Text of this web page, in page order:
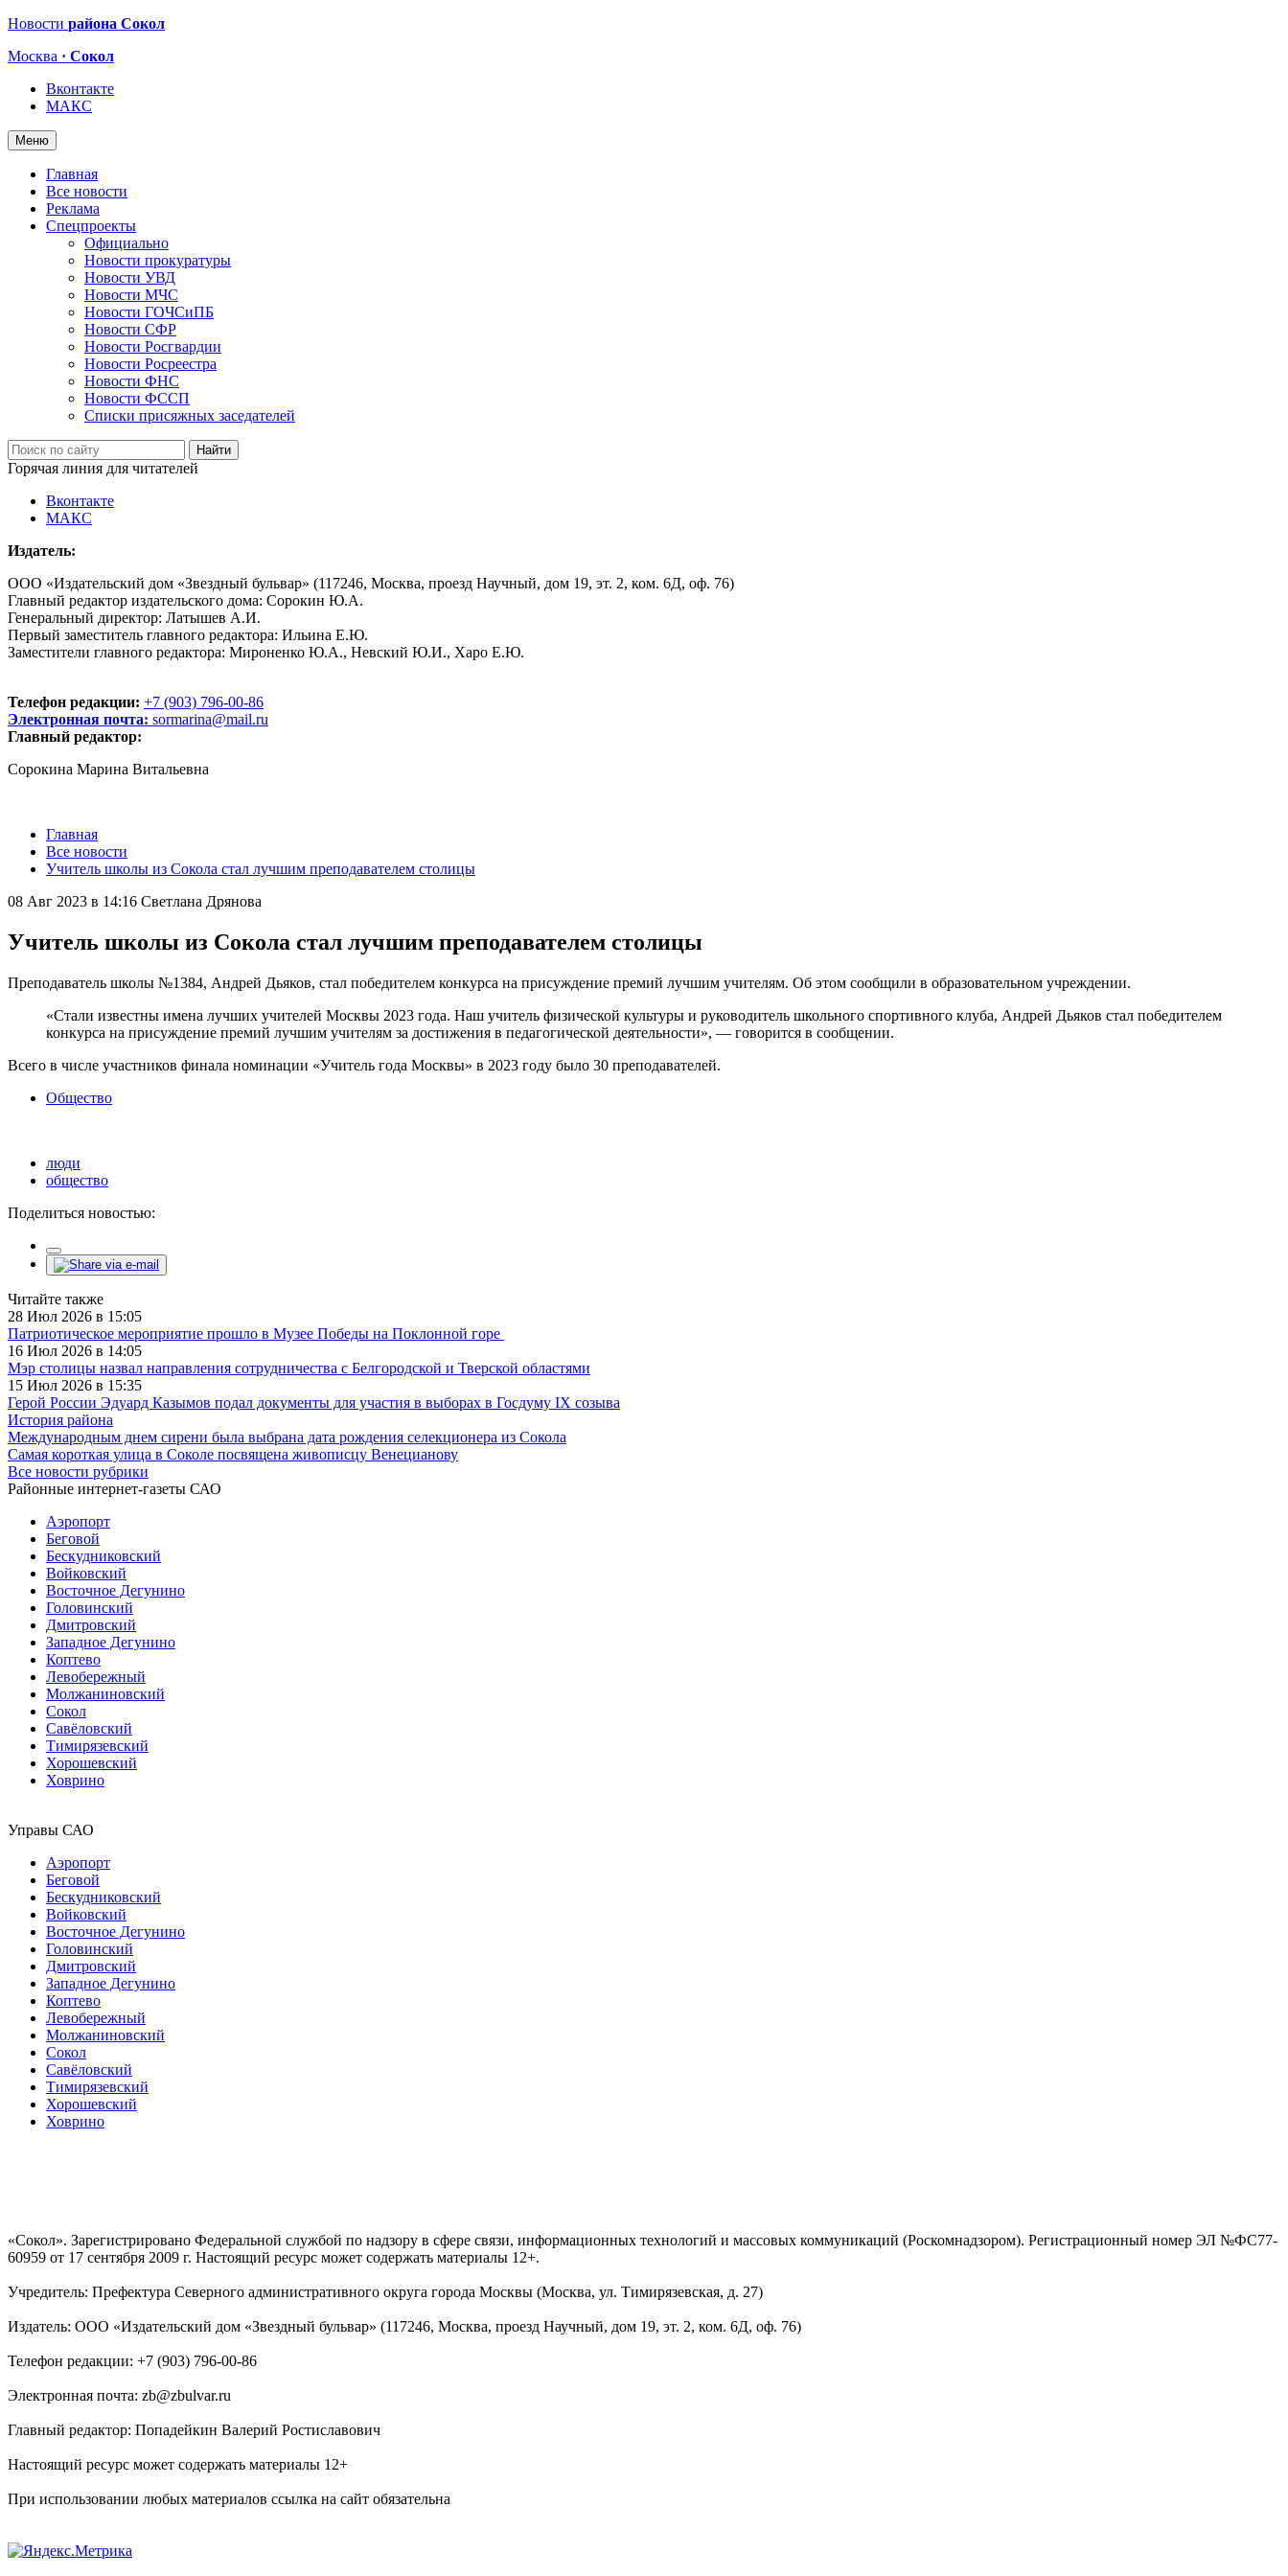
Новости района Сокол
Москва · Сокол
Вконтакте
МАКС
Меню
Главная
Все новости
Реклама
Спецпроекты
Официально
Новости прокуратуры
Новости УВД
Новости МЧС
Новости ГОЧСиПБ
Новости СФР
Новости Росгвардии
Новости Росреестра
Новости ФНС
Новости ФССП
Списки присяжных заседателей
Горячая линия для читателей
Вконтакте
МАКС
Издатель:
ООО «Издательский дом «Звездный бульвар» (117246, Москва, проезд Научный, дом 19, эт. 2, ком. 6Д, оф. 76)
Главный редактор издательского дома: Сорокин Ю.А.
Генеральный директор: Латышев А.И.
Первый заместитель главного редактора: Ильина Е.Ю.
Заместители главного редактора: Мироненко Ю.А., Невский Ю.И., Харо Е.Ю.
Телефон редакции: +7 (903) 796-00-86
Электронная почта: sormarina@mail.ru
Главный редактор:
Сорокина Марина Витальевна
Главная
Все новости
Учитель школы из Сокола стал лучшим преподавателем столицы
08 Авг 2023 в 14:16 Светлана Дрянова
Учитель школы из Сокола стал лучшим преподавателем столицы
Преподаватель школы №1384, Андрей Дьяков, стал победителем конкурса на присуждение премий лучшим учителям. Об этом сообщили в образовательном учреждении.
«Стали известны имена лучших учителей Москвы 2023 года. Наш учитель физической культуры и руководитель школьного спортивного клуба, Андрей Дьяков стал победителем
конкурса на присуждение премий лучшим учителям за достижения в педагогической деятельности», — говорится в сообщении.
Всего в числе участников финала номинации «Учитель года Москвы» в 2023 году было 30 преподавателей.
Общество
люди
общество
Поделиться новостью:
Читайте также
28 Июл 2026 в 15:05
Патриотическое мероприятие прошло в Музее Победы на Поклонной горе
16 Июл 2026 в 14:05
Мэр столицы назвал направления сотрудничества с Белгородской и Тверской областями
15 Июл 2026 в 15:35
Герой России Эдуард Казымов подал документы для участия в выборах в Госдуму IX созыва
История района
Международным днем сирени была выбрана дата рождения селекционера из Сокола
Самая короткая улица в Соколе посвящена живописцу Венецианову
Все новости рубрики
Районные интернет-газеты САО
Аэропорт
Беговой
Бескудниковский
Войковский
Восточное Дегунино
Головинский
Дмитровский
Западное Дегунино
Коптево
Левобережный
Молжаниновский
Сокол
Савёловский
Тимирязевский
Хорошевский
Ховрино
Управы САО
Аэропорт
Беговой
Бескудниковский
Войковский
Восточное Дегунино
Головинский
Дмитровский
Западное Дегунино
Коптево
Левобережный
Молжаниновский
Сокол
Савёловский
Тимирязевский
Хорошевский
Ховрино
«Сокол». Зарегистрировано Федеральной службой по надзору в сфере связи, информационных технологий и массовых коммуникаций (Роскомнадзором). Регистрационный номер ЭЛ №ФС77-
60959 от 17 сентября 2009 г. Настоящий ресурс может содержать материалы 12+.
Учредитель: Префектура Северного административного округа города Москвы (Москва, ул. Тимирязевская, д. 27)
Издатель: ООО «Издательский дом «Звездный бульвар» (117246, Москва, проезд Научный, дом 19, эт. 2, ком. 6Д, оф. 76)
Телефон редакции: +7 (903) 796-00-86
Электронная почта: zb@zbulvar.ru
Главный редактор: Попадейкин Валерий Ростиславович
Настоящий ресурс может содержать материалы 12+
При использовании любых материалов ссылка на сайт обязательна